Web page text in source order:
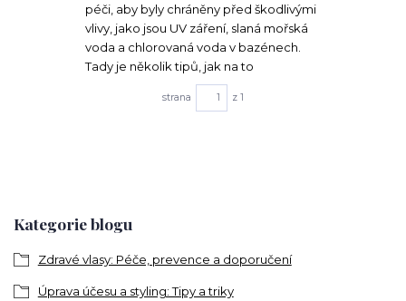
Kategorie blogu
Zdravé vlasy: Péče, prevence a doporučení
Úprava účesu a styling: Tipy a triky
péči, aby byly chráněny před škodlivými
vlivy, jako jsou UV záření, slaná mořská
voda a chlorovaná voda v bazénech.
Tady je několik tipů, jak na to
strana z 1